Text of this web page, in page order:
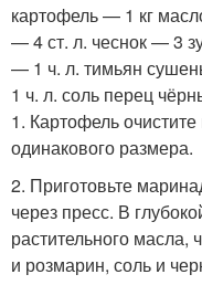
картофель — 1 кг
— 4 ст. л. чеснок — 3
— 1 ч. л. тимьян
1 ч. л. соль перец
1. Картофель
одинакового размера.
2. Приготовьте
через пресс. В
растительного масла,
и розмарин, соль и